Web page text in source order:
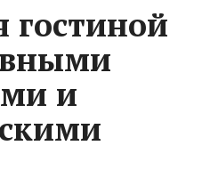
гостиной
и